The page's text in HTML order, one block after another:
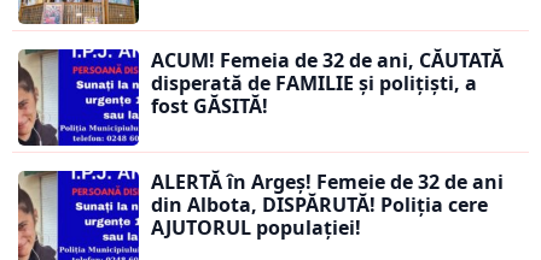
ACUM! Femeia de 32 de ani, CĂUTATĂ
disperată de FAMILIE și polițiști, a
fost GĂSITĂ!
ALERTĂ în Argeș! Femeie de 32 de ani
din Albota, DISPĂRUTĂ! Poliția cere
AJUTORUL populației!